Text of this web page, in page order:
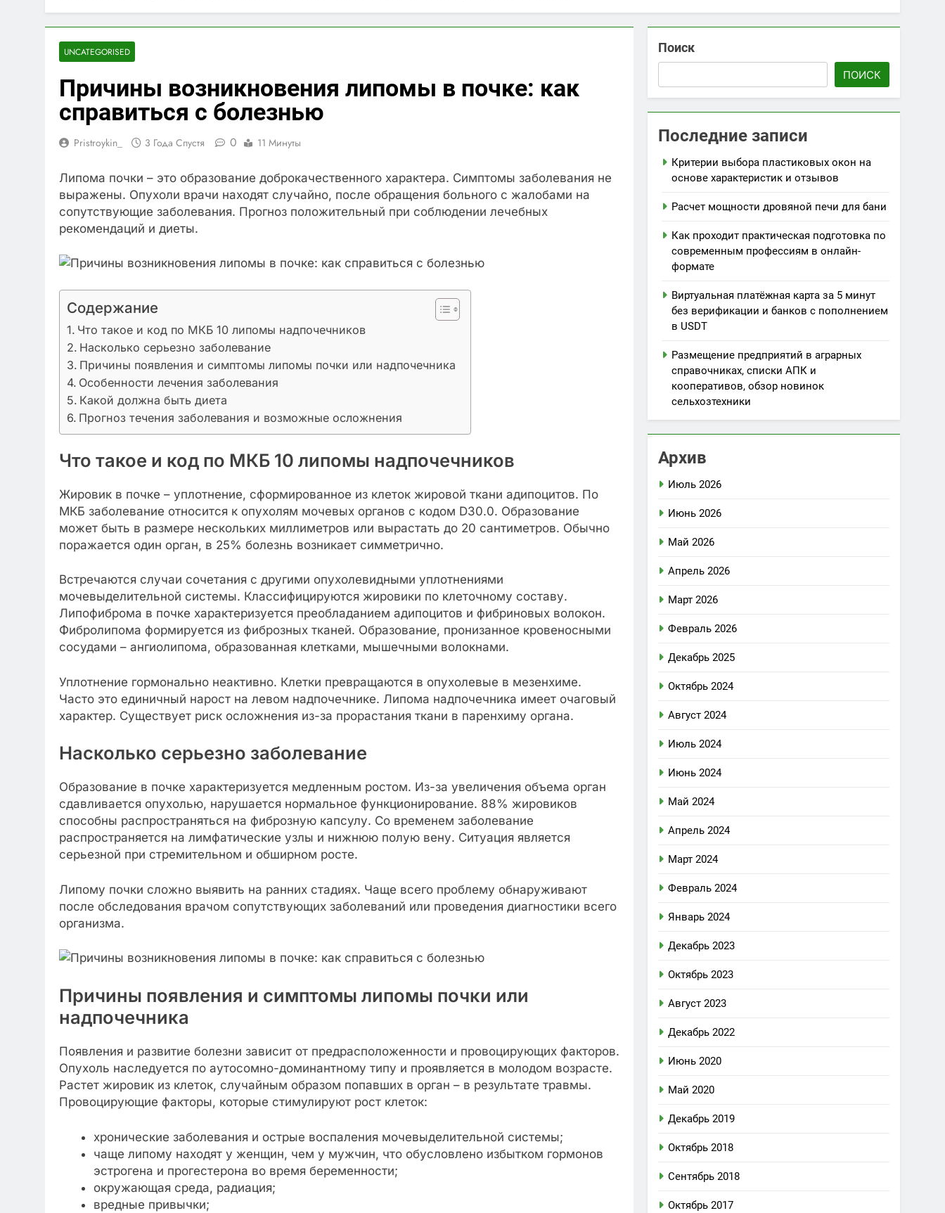
UNCATEGORISED
Причины возникновения липомы в почке: как
справиться с болезнью
Pristroykin_ 3 Года Спустя 0 11 Минуты
Липома почки – это образование доброкачественного характера. Симптомы заболевания не
выражены. Опухоли врачи находят случайно, после обращения больного с жалобами на
сопутствующие заболевания. Прогноз положительный при соблюдении лечебных
рекомендаций и диеты.
Содержание
Что такое и код по МКБ 10 липомы надпочечников
Насколько серьезно заболевание
Причины появления и симптомы липомы почки или надпочечника
Особенности лечения заболевания
Какой должна быть диета
Прогноз течения заболевания и возможные осложнения
Что такое и код по МКБ 10 липомы надпочечников
Жировик в почке – уплотнение, сформированное из клеток жировой ткани адипоцитов. По
МКБ заболевание относится к опухолям мочевых органов с кодом D30.0. Образование
может быть в размере нескольких миллиметров или вырастать до 20 сантиметров. Обычно
поражается один орган, в 25% болезнь возникает симметрично.
Встречаются случаи сочетания с другими опухолевидными уплотнениями
мочевыделительной системы. Классифицируются жировики по клеточному составу.
Липофиброма в почке характеризуется преобладанием адипоцитов и фибриновых волокон.
Фибролипома формируется из фиброзных тканей. Образование, пронизанное кровеносными
сосудами – ангиолипома, образованная клетками, мышечными волокнами.
Уплотнение гормонально неактивно. Клетки превращаются в опухолевые в мезенхиме.
Часто это единичный нарост на левом надпочечнике. Липома надпочечника имеет очаговый
характер. Существует риск осложнения из-за прорастания ткани в паренхиму органа.
Насколько серьезно заболевание
Образование в почке характеризуется медленным ростом. Из-за увеличения объема орган
сдавливается опухолью, нарушается нормальное функционирование. 88% жировиков
способны распространяться на фиброзную капсулу. Со временем заболевание
распространяется на лимфатические узлы и нижнюю полую вену. Ситуация является
серьезной при стремительном и обширном росте.
Липому почки сложно выявить на ранних стадиях. Чаще всего проблему обнаруживают
после обследования врачом сопутствующих заболеваний или проведения диагностики всего
организма.
Причины появления и симптомы липомы почки или
надпочечника
Появления и развитие болезни зависит от предрасположенности и провоцирующих факторов.
Опухоль наследуется по аутосомно-доминантному типу и проявляется в молодом возрасте.
Растет жировик из клеток, случайным образом попавших в орган – в результате травмы.
Провоцирующие факторы, которые стимулируют рост клеток:
хронические заболевания и острые воспаления мочевыделительной системы;
чаще липому находят у женщин, чем у мужчин, что обусловлено избытком гормонов
эстрогена и прогестерона во время беременности;
окружающая среда, радиация;
вредные привычки;
Поиск
ПОИСК
Последние записи
Критерии выбора пластиковых окон на
основе характеристик и отзывов
Расчет мощности дровяной печи для бани
Как проходит практическая подготовка по
современным профессиям в онлайн-
формате
Виртуальная платёжная карта за 5 минут
без верификации и банков с пополнением
в USDT
Размещение предприятий в аграрных
справочниках, списки АПК и
кооперативов, обзор новинок
сельхозтехники
Архив
Июль 2026
Июнь 2026
Май 2026
Апрель 2026
Март 2026
Февраль 2026
Декабрь 2025
Октябрь 2024
Август 2024
Июль 2024
Июнь 2024
Май 2024
Апрель 2024
Март 2024
Февраль 2024
Январь 2024
Декабрь 2023
Октябрь 2023
Август 2023
Декабрь 2022
Июнь 2020
Май 2020
Декабрь 2019
Октябрь 2018
Сентябрь 2018
Октябрь 2017